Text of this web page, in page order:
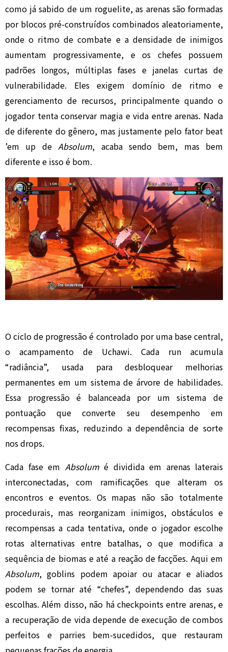
como já sabido de um roguelite, as arenas são formadas
por blocos pré-construídos combinados aleatoriamente,
onde o ritmo de combate e a densidade de inimigos
aumentam progressivamente, e os chefes possuem
padrões longos, múltiplas fases e janelas curtas de
vulnerabilidade. Eles exigem domínio de ritmo e
gerenciamento de recursos, principalmente quando o
jogador tenta conservar magia e vida entre arenas. Nada
de diferente do gênero, mas justamente pelo fator beat
’em up deAbsolum, acaba sendo bem, mas bem
diferente e isso é bom.
O ciclo de progressão é controlado por uma base central,
o acampamento de Uchawi. Cada run acumula
“radiância”, usada para desbloquear melhorias
permanentes em um sistema de árvore de habilidades.
Essa progressão é balanceada por um sistema de
pontuação que converte seu desempenho em
recompensas fixas, reduzindo a dependência de sorte
nos drops.
Cada fase em Absolum é dividida em arenas laterais
interconectadas, com ramificações que alteram os
encontros e eventos. Os mapas não são totalmente
procedurais, mas reorganizam inimigos, obstáculos e
recompensas a cada tentativa, onde o jogador escolhe
rotas alternativas entre batalhas, o que modifica a
sequência de biomas e até a reação de facções. Aqui em
Absolum, goblins podem apoiar ou atacar e aliados
podem se tornar até “chefes”, dependendo das suas
escolhas. Além disso, não há checkpoints entre arenas, e
a recuperação de vida depende de execução de combos
perfeitos e parries bem-sucedidos, que restauram